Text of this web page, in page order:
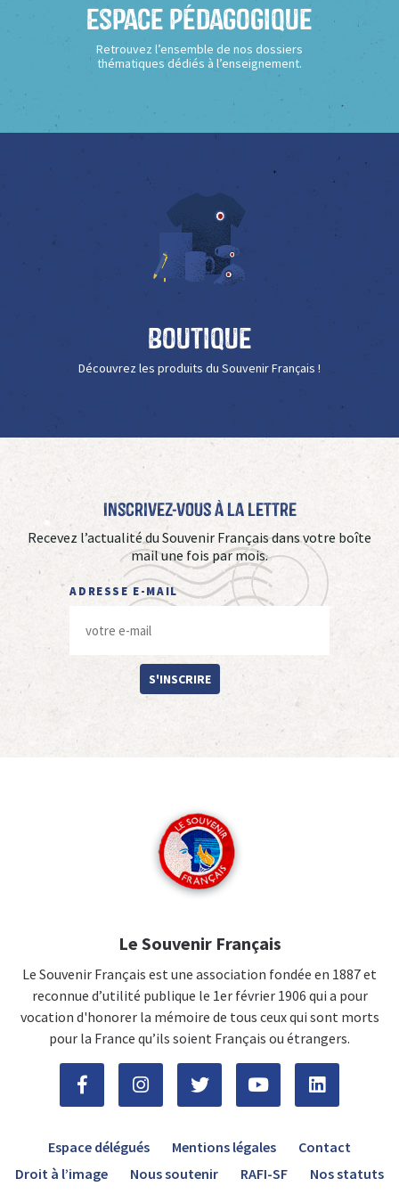
Espace Pédagogique
Retrouvez l’ensemble de nos dossiers
thématiques dédiés à l’enseignement.
Boutique
Découvrez les produits du Souvenir Français !
Inscrivez-vous à La Lettre
Recevez l’actualité du Souvenir Français dans votre boîte
mail une fois par mois.
ADRESSE E-MAIL
S'INSCRIRE
Le Souvenir Français
Le Souvenir Français est une association fondée en 1887 et
reconnue d’utilité publique le 1er février 1906 qui a pour
vocation d'honorer la mémoire de tous ceux qui sont morts
pour la France qu’ils soient Français ou étrangers.
Espace délégués Mentions légales
Contact
Droit à l’image
Nous soutenir RAFI-SF Nos statuts